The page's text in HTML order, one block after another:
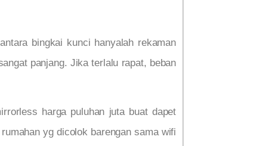
bingkai kunci hanyalah rekaman
panjang. Jika terlalu rapat, beban
harga puluhan juta buat dapet
yg dicolok barengan sama wifi